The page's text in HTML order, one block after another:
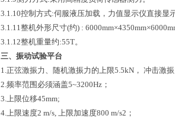
3.1.10控制方式:伺服液压加载，力值显示仪直接显
3.1.11整机外形尺寸(约) :
3.1.12整机重量约:55T。
三、振动试验平台
1.正弦激振力、随机激振力的上限5.5kN， 冲击激振
2.频率范围必须涵盖5~3200Hz；
3.上限位移45mm;
4.上限速度2 m/s, 上限加速度800 m/s2；